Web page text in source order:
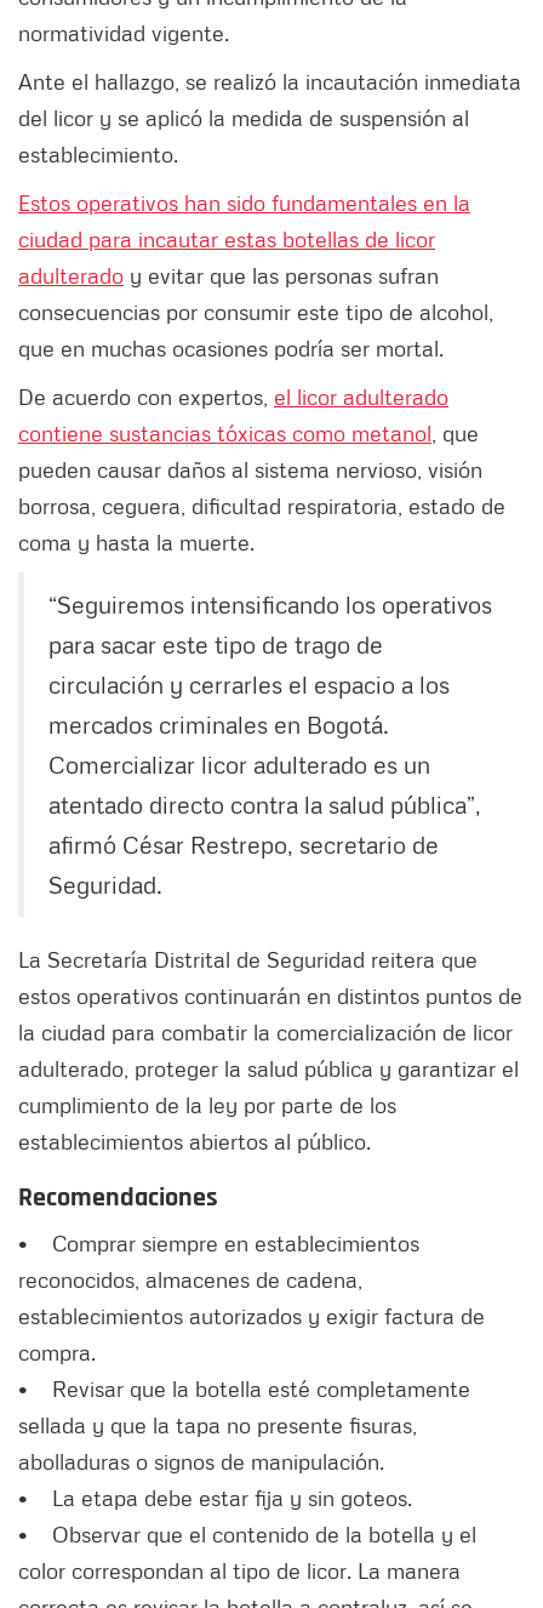
normatividad vigente.
Ante el hallazgo, se realizó la incautación inmediata
del licor y se aplicó la medida de suspensión al
establecimiento.
Estos operativos han sido fundamentales en la
ciudad para incautar estas botellas de licor
adulterado y evitar que las personas sufran
consecuencias por consumir este tipo de alcohol,
que en muchas ocasiones podría ser mortal.
De acuerdo con expertos, el licor adulterado
contiene sustancias tóxicas como metanol , que
pueden causar daños al sistema nervioso, visión
borrosa, ceguera, dificultad respiratoria, estado de
coma y hasta la muerte.
“Seguiremos intensificando los operativos
para sacar este tipo de trago de
circulación y cerrarles el espacio a los
mercados criminales en Bogotá.
Comercializar licor adulterado es un
atentado directo contra la salud pública”,
afirmó César Restrepo, secretario de
Seguridad.
La Secretaría Distrital de Seguridad reitera que
estos operativos continuarán en distintos puntos de
la ciudad para combatir la comercialización de licor
adulterado, proteger la salud pública y garantizar el
cumplimiento de la ley por parte de los
establecimientos abiertos al público.
Recomendaciones
• Comprar siempre en establecimientos
reconocidos, almacenes de cadena,
establecimientos autorizados y exigir factura de
compra.
• Revisar que la botella esté completamente
sellada y que la tapa no presente fisuras,
abolladuras o signos de manipulación.
• La etapa debe estar fija y sin goteos.
• Observar que el contenido de la botella y el
color correspondan al tipo de licor. La manera